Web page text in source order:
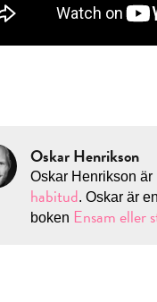
Oskar Henrikson
Oskar Henrikson
habitud. Oskar är
boken Ensam eller